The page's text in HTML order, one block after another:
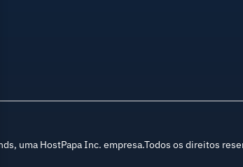
uma HostPapa Inc. empresa.Todos os direitos